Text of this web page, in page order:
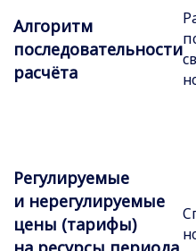
Алгоритм
последовательности
расчёта
Регулируемые
и нерегулируемые
цены (тарифы)